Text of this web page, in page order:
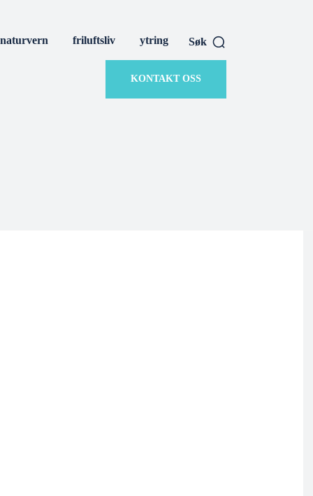
naturvern friluftsliv ytring Søk
KONTAKT OSS